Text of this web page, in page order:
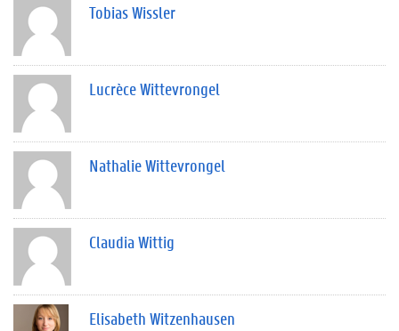
Tobias Wissler
Lucrèce Wittevrongel
Nathalie Wittevrongel
Claudia Wittig
Elisabeth Witzenhausen